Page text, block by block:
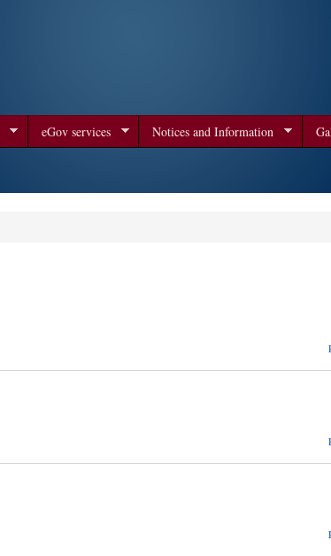
eGov services Notices and Information